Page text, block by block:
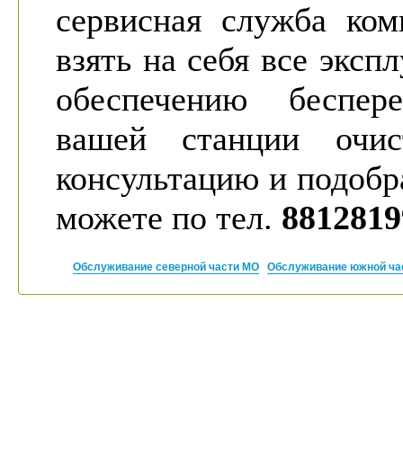
сервисная служба
взять на себя все
обеспечению
вашей станции
консультацию и
можете по тел.
Обслуживание северной части МО Обслуживание южной